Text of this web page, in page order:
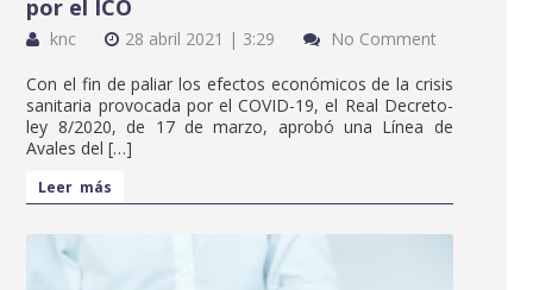
por el ICO
knc 28 abril 2021 | 3:29
No Comment
Con el fin de paliar los efectos económicos de la crisis
sanitaria provocada por el COVID-19, el Real Decreto-
ley 8/2020, de 17 de marzo, aprobó una Línea de
Avales del […]
Leer más